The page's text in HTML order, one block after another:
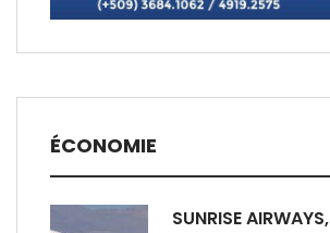
ÉCONOMIE
SUNRISE AIRWAYS,